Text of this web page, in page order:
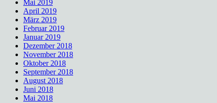
Mai 2019
April 2019
März 2019
Februar 2019
Januar 2019
Dezember 2018
November 2018
Oktober 2018
September 2018
August 2018
Juni 2018
Mai 2018